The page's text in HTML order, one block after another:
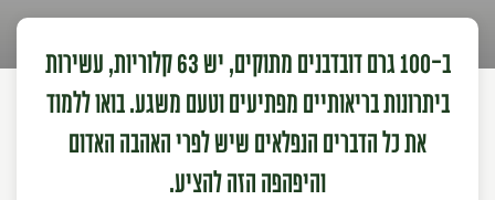
ב-100 גרם דובדבנים מתוקים, יש 63 קלוריות, עשירות
ביתרונות בריאותיים מפתיעים וטעם משגע. בואו ללמוד
את כל הדברים הנפלאים שיש לפרי האהבה האדום
והיפהפה הזה להציע.